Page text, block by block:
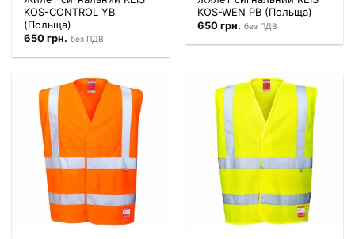
KOS-CONTROL YB
(Польща)
650грн. без ПДВ
KOS-WEN PB (Польща)
650грн. без ПДВ